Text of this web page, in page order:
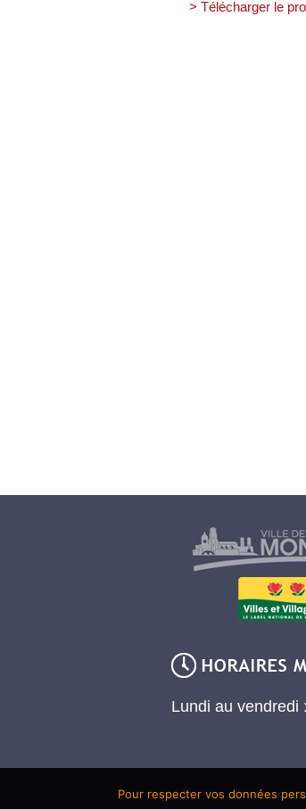
> Télécharger le
Lundi au vendredi
Pour respecter vos données